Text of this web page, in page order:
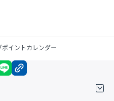
ポイントカレンダー
facebook